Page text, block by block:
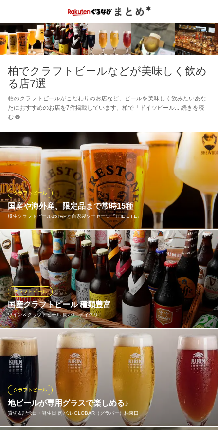
柏でクラフトビールなどが美味しく飲め
る店7選
柏のクラフトビールがこだわりのお店など、ビールを美味しく飲みたいあな
たにおすすめのお店を7件掲載しています。柏で「ドイツビール
続きを読
む
国産や海外産、限定品まで常時15種
樽生クラフトビール15TAPと自家製ソーセージ『THE LIFE』
クラフトビール
当店では、クラフトビールが豊富に揃っています。生産国や地域
によって固有の風味が楽しめるのはもちろん、各醸造所で小規模
にしか製造されないためなかなか味わえない稀少性の高いビール
に出会うことができます。国産だけでなく海外生産品、または限
定品のものまで常時15種をご用意。ビール好きにはたまりませ
ん。
樽生クラフトビール15TAPと自家製ソーセージ『THE LIF
柏のカフェ＆ビアホール
ＪＲ常磐線柏駅 徒歩1分
千葉県柏市柏1-1-8 2F
国産クラフトビール 種類豊富
ワイン＆クラフトビール 肉バル ティグリ
クラフトビール
国産を中心に全20種以上のクラフトビールを取り揃えておりま
す。肉料理やイタリアンにぴったりなビールを探求し、毎月ライ
ンナップを変えながらお客様にご提供しています。日本各地の珍
しいビールをぜひ発見してみてください。クラフトビールもほぼ
原価で、テイクアウトにも対応しています。
ワイン＆クラフトビール 肉バル ティグリ
原価ワインの本格肉バル
地ビールが専用グラスで楽しめる♪
貸切＆記念日・誕生日 肉バル GLOBAR（グラバー）柏東口
クラフトビール